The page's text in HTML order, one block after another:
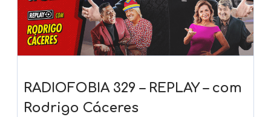
RADIOFOBIA 329 – REPLAY – com
Rodrigo Cáceres